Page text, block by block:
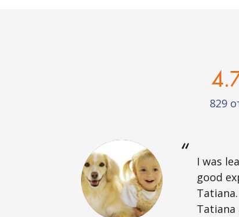
829
I was
good
Tatiana